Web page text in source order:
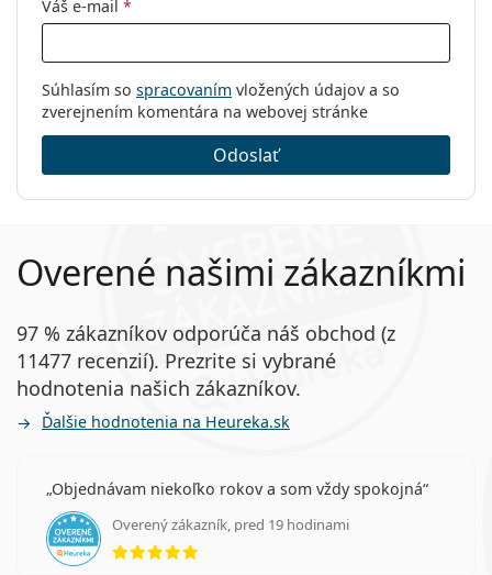
Váš e-mail *
Súhlasím so spracovaním vložených údajov a so
zverejnením komentára na webovej stránke
Odoslať
Overené našimi zákazníkmi
97 % zákazníkov odporúča náš obchod (z
11477 recenzií). Prezrite si vybrané
hodnotenia našich zákazníkov.
Ďalšie hodnotenia na Heureka.sk
Objednávam niekoľko rokov a som vždy spokojná
Overený zákazník, pred 19 hodinami
hodnotenie 5 z 5